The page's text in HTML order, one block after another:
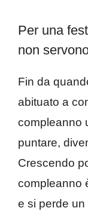
Per una
non
Fin da
abituato a
compleanno
puntare,
Crescendo
compleanno
e si perde un